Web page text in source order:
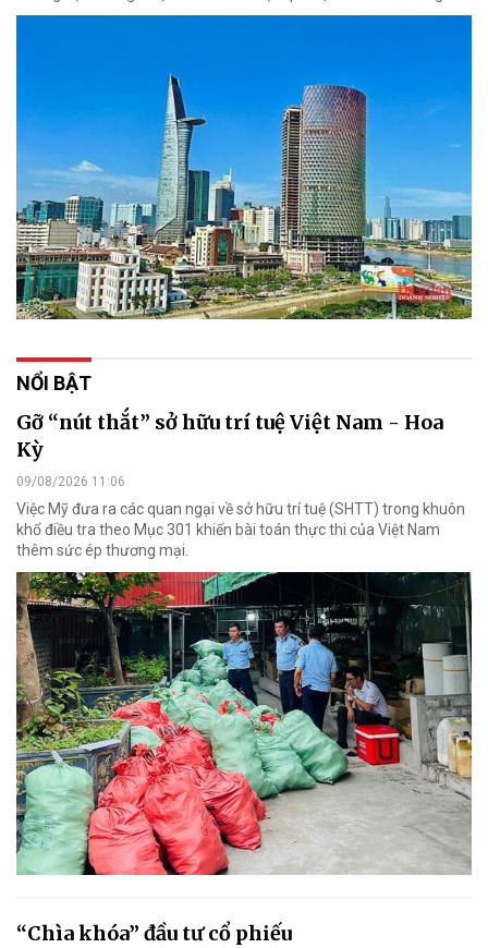
NỔI BẬT
Gỡ “nút thắt” sở hữu trí tuệ Việt Nam - Hoa
Kỳ
09/08/2026 11:06
Việc Mỹ đưa ra các quan ngại về sở hữu trí tuệ (SHTT) trong khuôn
khổ điều tra theo Mục 301 khiến bài toán thực thi của Việt Nam
thêm sức ép thương mại.
“Chìa khóa” đầu tư cổ phiếu